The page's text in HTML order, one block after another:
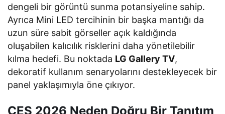
dengeli bir görüntü sunma potansiyeline sahip.
Ayrıca Mini LED tercihinin bir başka mantığı da
uzun süre sabit görseller açık kaldığında
oluşabilen kalıcılık risklerini daha yönetilebilir
kılma hedefi. Bu noktada LG Gallery TV,
dekoratif kullanım senaryolarını destekleyecek bir
panel yaklaşımıyla öne çıkıyor.
CES 2026 Neden Doğru Bir Tanıtım